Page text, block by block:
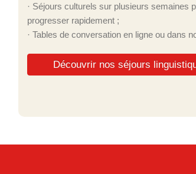
· Séjours culturels sur plusieurs semaines
progresser rapidement ;
· Tables de conversation en ligne ou dans
Découvrir nos séjours